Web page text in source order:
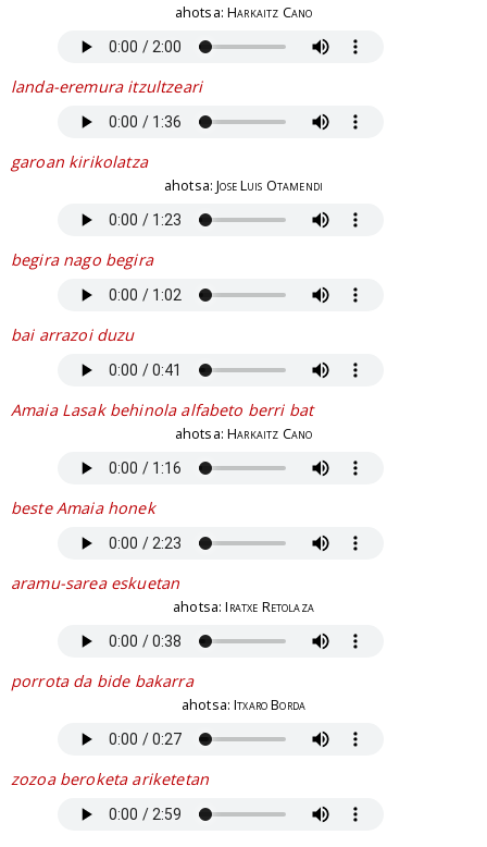
ahotsa:Harkaitz Cano
landa-eremura itzultzeari
garoan kirikolatza
ahotsa:Jose Luis Otamendi
begira nago begira
bai arrazoi duzu
Amaia Lasak behinola alfabeto berri bat
ahotsa:Harkaitz Cano
beste Amaia honek
aramu-sarea eskuetan
ahotsa:Iratxe Retolaza
porrota da bide bakarra
ahotsa:Itxaro Borda
zozoa beroketa ariketetan